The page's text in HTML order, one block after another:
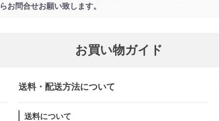
らお問合せお願い致します。
お買い物ガイド
送料・配送方法について​
送料について